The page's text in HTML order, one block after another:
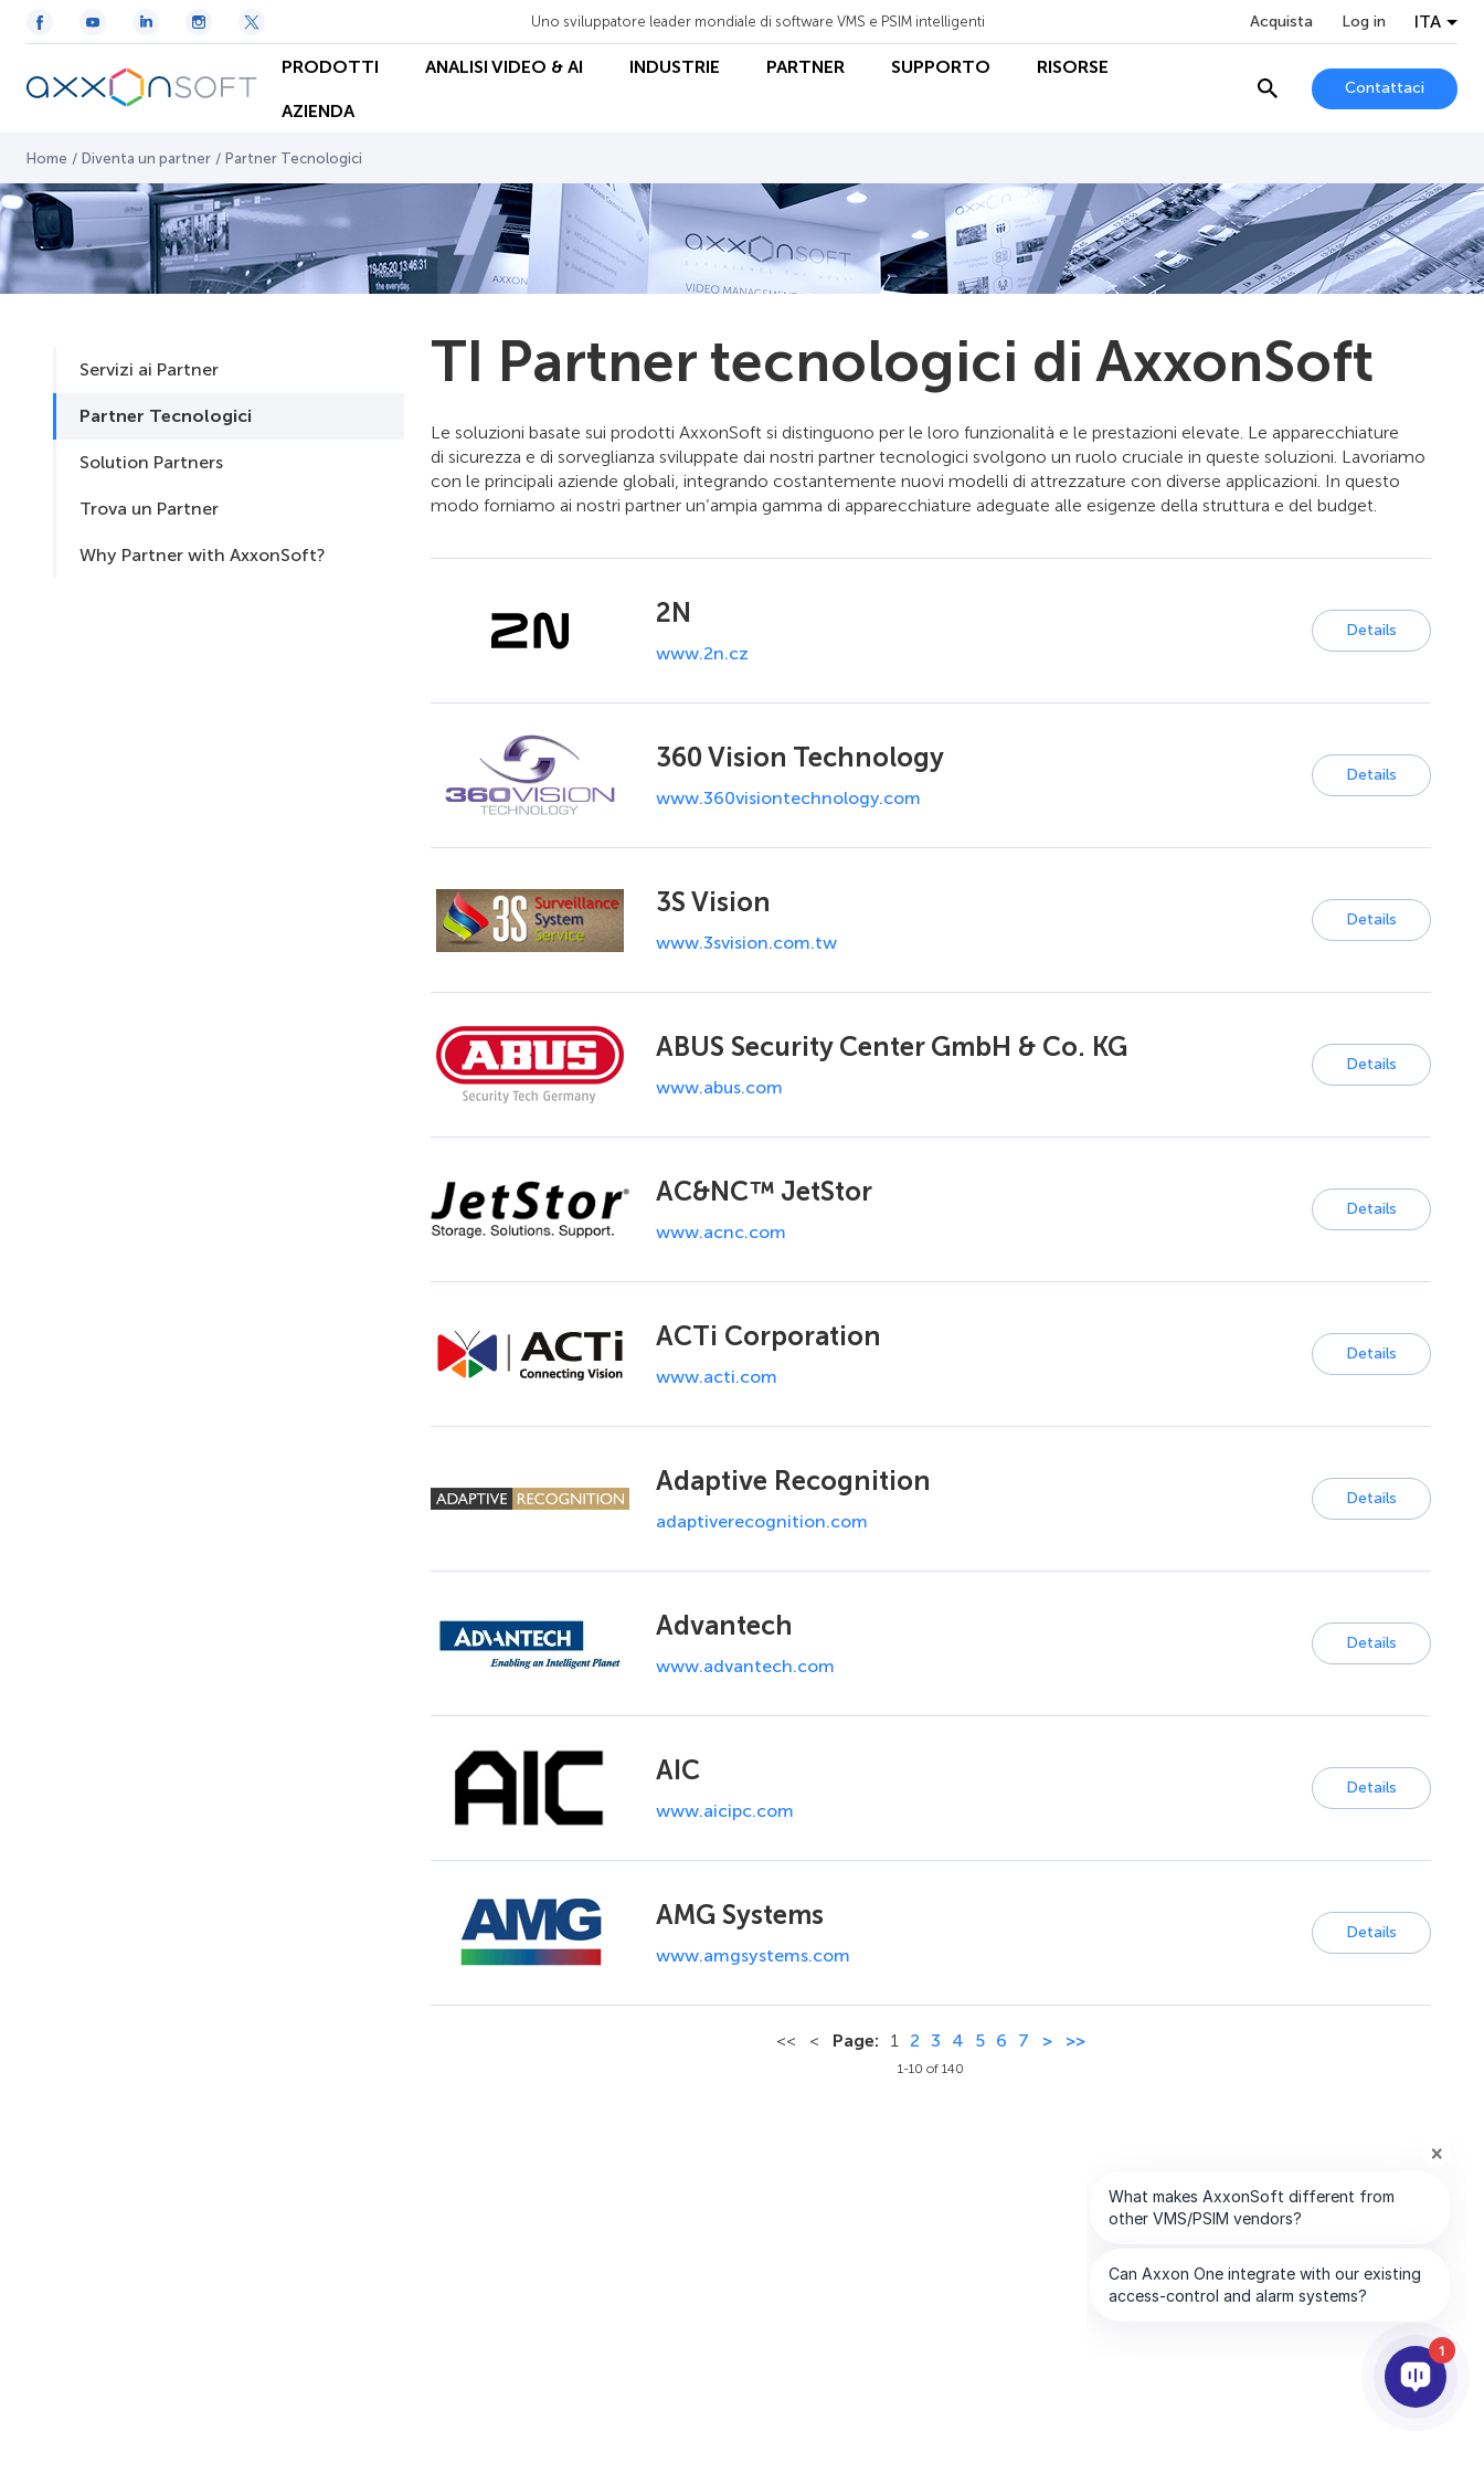
Uno sviluppatore leader mondiale di software VMS e PSIM intelligenti Acquista Log in ITA
PRODOTTI ANALISI VIDEO & AI INDUSTRIE PARTNER SUPPORTO RISORSE
AZIENDA
Contattaci
Home / Diventa un partner / Partner Tecnologici
Servizi ai Partner
Partner Tecnologici
Solution Partners
Trova un Partner
Why Partner with AxxonSoft?
TI Partner tecnologici di AxxonSoft
Le soluzioni basate sui prodotti AxxonSoft si distinguono per le loro funzionalità e le prestazioni elevate. Le apparecchiature
di sicurezza e di sorveglianza sviluppate dai nostri partner tecnologici svolgono un ruolo cruciale in queste soluzioni. Lavoriamo
con le principali aziende globali, integrando costantemente nuovi modelli di attrezzature con diverse applicazioni. In questo
modo forniamo ai nostri partner un’ampia gamma di apparecchiature adeguate alle esigenze della struttura e del budget.
2N
www.2n.cz
Details
360 Vision Technology
www.360visiontechnology.com
Details
3S Vision
www.3svision.com.tw
Details
ABUS Security Center GmbH & Co. KG
www.abus.com
Details
AC&NC™ JetStor
www.acnc.com
Details
ACTi Corporation
www.acti.com
Details
Adaptive Recognition
adaptiverecognition.com
Details
Advantech
www.advantech.com
Details
AIC
www.aicipc.com
Details
AMG Systems
www.amgsystems.com
Details
<< < Page: 1 2 3 4 5 6 7 > >>
1-10 of 140
1